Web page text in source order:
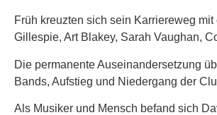
Früh kreuzten sich sein Karriereweg
Gillespie, Art Blakey, Sarah Vaughan,
Die permanente Auseinandersetzung
Bands, Aufstieg und Niedergang der
Als Musiker und Mensch befand sich